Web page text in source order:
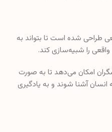
طراحی شده است تا بتواند به
را شبیه‌سازی کند.
امکان می‌دهد تا به صورت
آشنا شوند و به یادگیری